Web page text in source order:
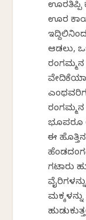
ಊರತಿಪ್ಪಿ
ಊರ
ಆಡಲು,
ರಂಗಮ್ಮನ
ಭೂಪರೂ
ಈ
ಗಟಾರು